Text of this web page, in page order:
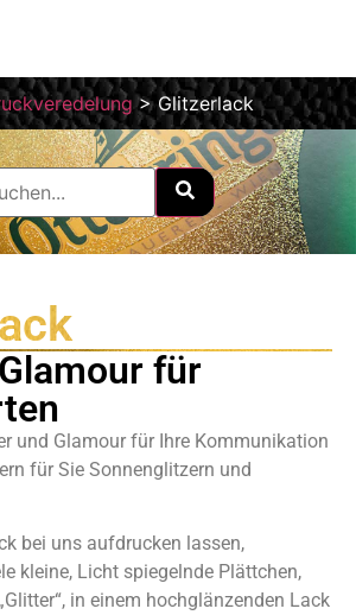
> Glitzerlack
für
und Glamour für Ihre Kommunikation
für Sie Sonnenglitzern und
bei uns aufdrucken lassen,
kleine, Licht spiegelnde Plättchen,
in einem hochglänzenden Lack